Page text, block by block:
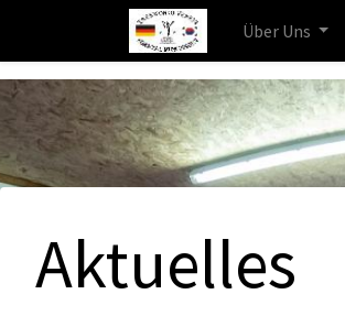
Über Uns
Aktuelles